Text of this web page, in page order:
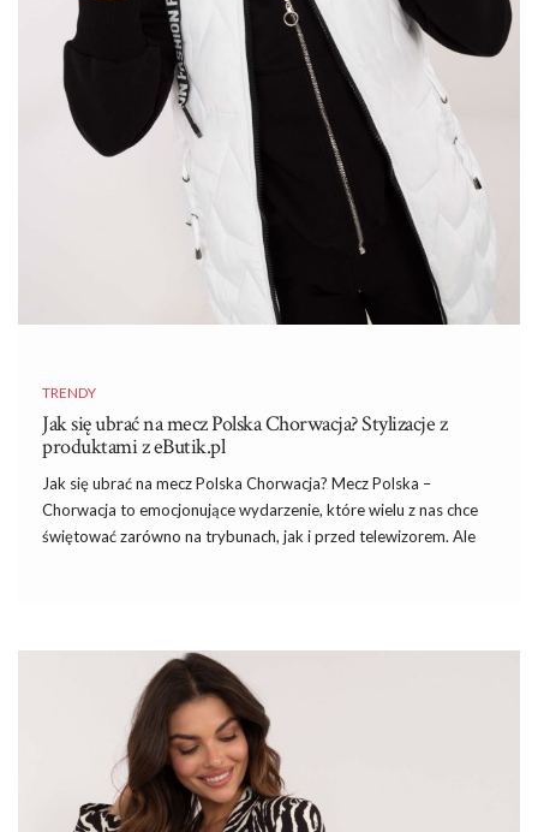
TRENDY
Jak się ubrać na mecz Polska Chorwacja? Stylizacje z
produktami z eButik.pl
Jak się ubrać na mecz Polska Chorwacja? Mecz Polska –
Chorwacja to emocjonujące wydarzenie, które wielu z nas chce
świętować zarówno na trybunach, jak i przed telewizorem. Ale
kamizelka na suwak oraz czerwony komplet z aplikacjami
„Martille”. Te produkty pozwolą Ci połączyć wygodę z modnym
wyglądem, niezależnie od tego, czy kibicujesz na stadionie, w
pubie czy w domu.
Jak się ubrać na mecz Polska Chorwacja? –